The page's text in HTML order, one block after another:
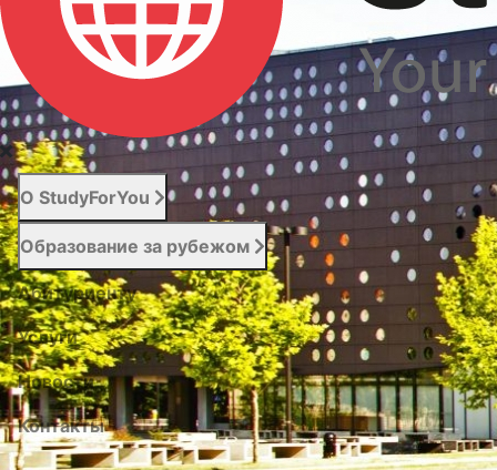
О StudyForYou
Образование за рубежом
Абитуриенту
Услуги
Новости
Контакты